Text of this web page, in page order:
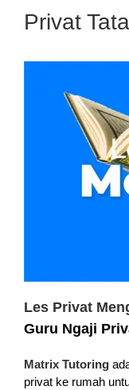
Privat
Les Privat
Guru Ngaji
Matrix Tutoring
privat ke rumah